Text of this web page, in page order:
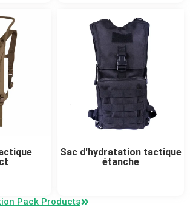
Sac d'hydratation tactique
étanche
Pack Products